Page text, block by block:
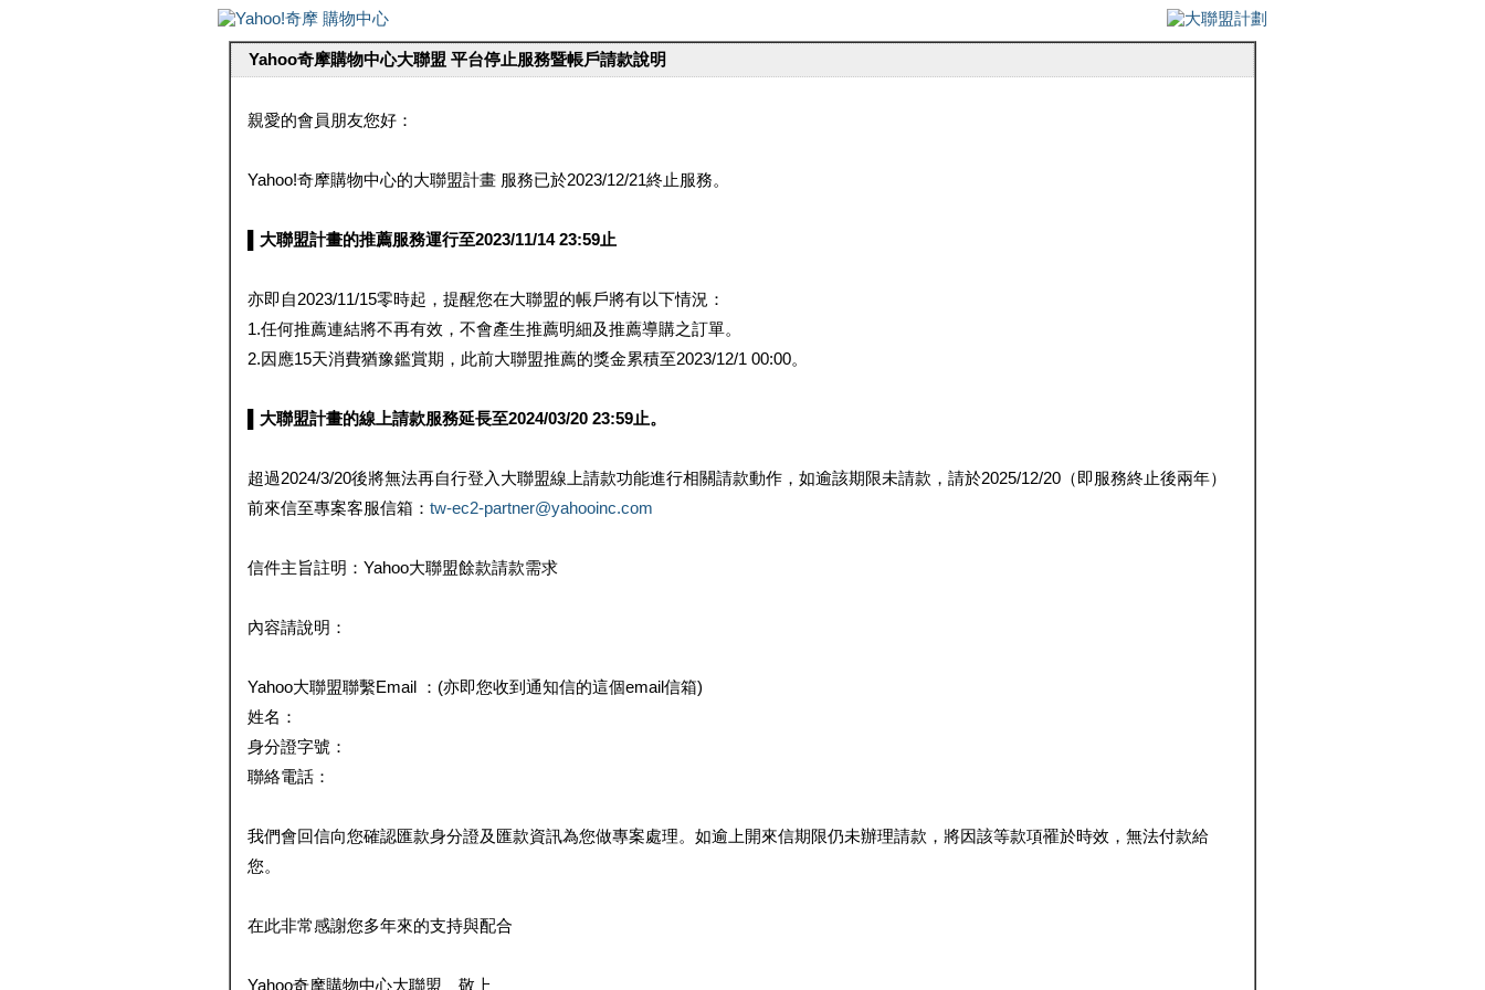
Yahoo奇摩購物中心大聯盟 平台停止服務暨帳戶請款說明
親愛的會員朋友您好：
Yahoo!奇摩購物中心的大聯盟計畫 服務已於2023/12/21終止服務。
▌大聯盟計畫的推薦服務運行至2023/11/14 23:59止
亦即自2023/11/15零時起，提醒您在大聯盟的帳戶將有以下情況：
1.任何推薦連結將不再有效，不會產生推薦明細及推薦導購之訂單。
2.因應15天消費猶豫鑑賞期，此前大聯盟推薦的獎金累積至2023/12/1 00:00。
▌大聯盟計畫的線上請款服務延長至2024/03/20 23:59止。
超過2024/3/20後將無法再自行登入大聯盟線上請款功能進行相關請款動作，如逾該期限未請款，請於2025/12/20（即服務終止後兩年）
前來信至專案客服信箱： tw-ec2-partner@yahooinc.com
信件主旨註明：Yahoo大聯盟餘款請款需求
內容請說明：
Yahoo大聯盟聯繫Email ：(亦即您收到通知信的這個email信箱)
姓名：
身分證字號：
聯絡電話：
我們會回信向您確認匯款身分證及匯款資訊為您做專案處理。如逾上開來信期限仍未辦理請款，將因該等款項罹於時效，無法付款給
您。
在此非常感謝您多年來的支持與配合
Yahoo奇摩購物中心大聯盟 敬上